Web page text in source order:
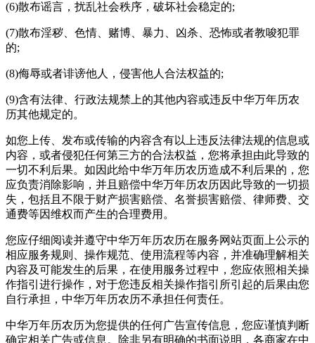
(6)散布谣言，扰乱社会秩序，破坏社会稳定的;
(7)散布淫秽、色情、赌博、暴力、凶杀、恐怖或者教唆犯罪
的;
(8)侮辱或者诽谤他人，侵害他人合法权益的;
(9)含有法律、行政法规禁上的其他内容或违反中华万年历农
历其他规定的。
如您上传、发布或传输的内容含有以上违反法律法规的信息或
内容，或者侵犯任何第三方的合法权益，您将承担由此导致的
一切不利后果。如因此给中华万年历农历造成不利后果的，您
应负责消除影响，并且赔偿中华万年历农历因此导致的一切损
失，包括且不限于财产损害赔偿、名誉损害赔偿、律师费、交
通费等因维权而产生的合理费用。
您应仔细阅读并遵守中华万年历农历在服务网站页面上公示的
相应服务规则、操作规范、使用流程等内容，并准确理解相关
内容及可能发生的后果，在使用服务过程中，您应依照相关操
作指引进行操作，对于您违反相关操作指引所引起的后果由您
自行承担，中华万年历农历不承担任何责任。
中华万年历农历为您提供的任何广告宣传信息，您应谨慎判断
确定相关广告或信息。除非另有明确的书面说明，各商家在中